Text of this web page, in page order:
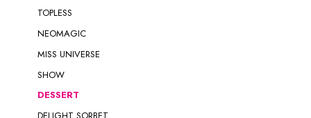
TOPLESS
NEOMAGIC
MISS UNIVERSE
SHOW
DESSERT